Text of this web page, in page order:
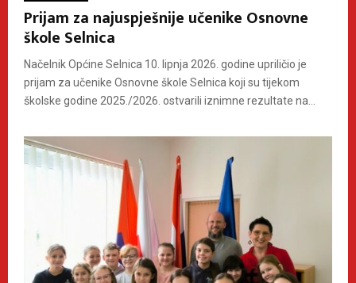
Prijam za najuspješnije učenike Osnovne
škole Selnica
Načelnik Općine Selnica 10. lipnja 2026. godine upriličio je
prijam za učenike Osnovne škole Selnica koji su tijekom
školske godine 2025./2026. ostvarili iznimne rezultate na...